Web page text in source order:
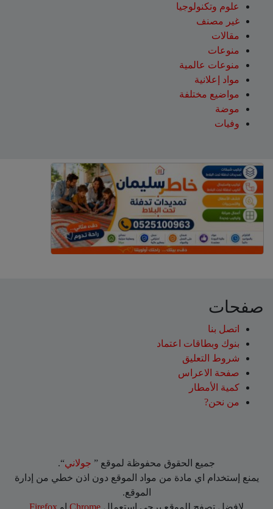
علوم وتكنولوجيا
غير مصنف
مقالات
منوعات
منوعات عالمية
مواد إعلانية
مواضيع مختلفة
موضة
وفيات
صفحات
اتصل بنا
بنوك وبطاقات اعتماد
شروط التعليق‎
صفحة الاعراس
كمية الأمطار
من نحن?
جميع الحقوق محفوظة لموقع ” جولاني“.
يمنع إستخدام اي مادة من مواد الموقع دون اذن خطي من إدارة
الموقع.
لافضل تصفح للموقع يرجي استعمال Chrome او Firefox